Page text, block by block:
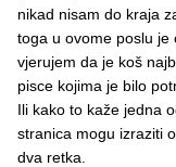
nikad nisam do kraja
toga u ovome poslu je
vjerujem da je koš
pisce kojima je bilo
Ili kako to kaže jedna
stranica mogu izraziti
dva retka.